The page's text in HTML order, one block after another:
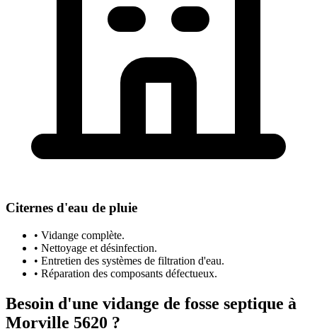
Citernes d'eau de pluie
• Vidange complète.
• Nettoyage et désinfection.
• Entretien des systèmes de filtration d'eau.
• Réparation des composants défectueux.
Besoin d'une vidange de fosse septique à
Morville 5620 ?